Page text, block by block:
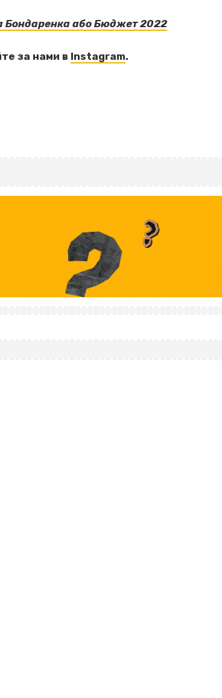
Бондаренка або Бюджет 2022
за нами в Instagram.